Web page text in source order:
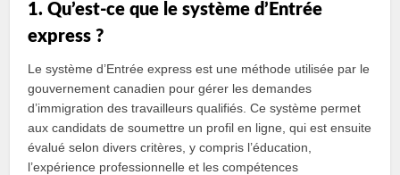
1. Qu’est-ce que le système d’Entrée
express ?
Le système d’Entrée express est une méthode utilisée par le
gouvernement canadien pour gérer les demandes
d’immigration des travailleurs qualifiés. Ce système permet
aux candidats de soumettre un profil en ligne, qui est ensuite
évalué selon divers critères, y compris l’éducation,
l’expérience professionnelle et les compétences